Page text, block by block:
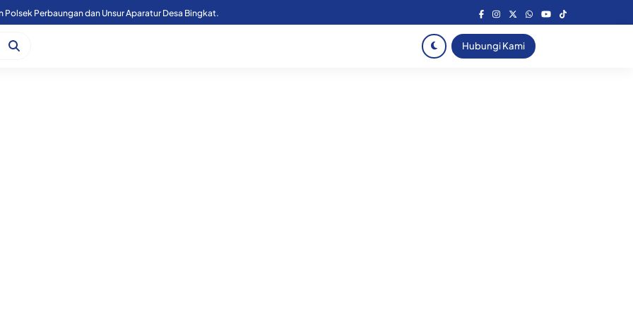
Polsek Perbaungan dan Unsur Aparatur Desa Bingkat.
Hubungi Kami